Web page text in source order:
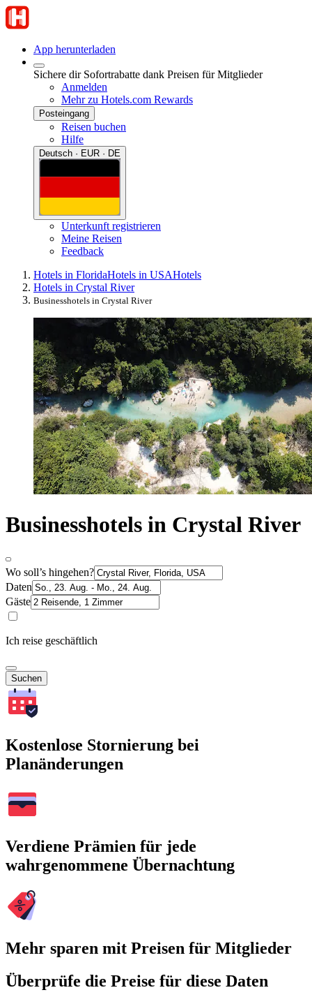
App herunterladen
Sichere dir Sofortrabatte dank Preisen für Mitglieder
Anmelden
Mehr zu Hotels.com Rewards
Posteingang
Reisen buchen
Hilfe
Deutsch · EUR · DE
Unterkunft registrieren
Meine Reisen
Feedback
Hotels in FloridaHotels in USAHotels
Hotels in Crystal River
Businesshotels in Crystal River
Businesshotels in Crystal River
Wo soll’s hingehen?
Daten
Gäste
Ich reise geschäftlich
Suchen
Kostenlose Stornierung bei
Planänderungen
Verdiene Prämien für jede
wahrgenommene Übernachtung
Mehr sparen mit Preisen für Mitglieder
Überprüfe die Preise für diese Daten